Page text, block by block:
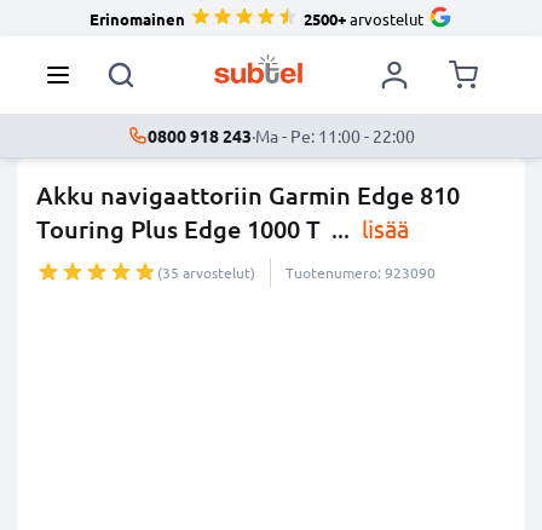
Erinomainen 2500+arvostelut
0800 918 243·Ma - Pe: 11:00 - 22:00
Akku navigaattoriin Garmin Edge 810
Touring Plus Edge 1000 T ... lisää
(35 arvostelut) Tuotenumero: 923090